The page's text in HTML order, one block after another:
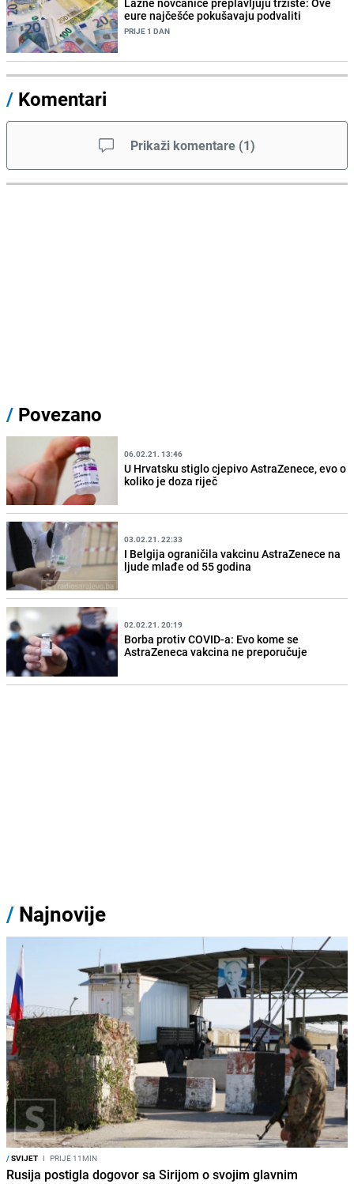
eure najčešće pokušavaju podvaliti
PRIJE 1 DAN
/ Komentari
Prikaži komentare (1)
/ Povezano
06.02.21. 13:46
U Hrvatsku stiglo cjepivo AstraZenece, evo o
koliko je doza riječ
03.02.21. 22:33
I Belgija ograničila vakcinu AstraZenece na
ljude mlađe od 55 godina
02.02.21. 20:19
Borba protiv COVID-a: Evo kome se
AstraZeneca vakcina ne preporučuje
/ Najnovije
/SVIJET I PRIJE 11MIN
Rusija postigla dogovor sa Sirijom o svojim glavnim